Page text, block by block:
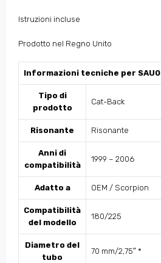
Istruzioni incluse
Prodotto nel Regno Unito
Informazioni tecniche per
Tipo di
prodotto
Cat-Back
Risonante Risonante
Anni di
compatibilità
1999 – 2006
Adatto a OEM / Scorpion
Compatibilità
del modello
180/225
Diametro del
tubo
70 mm/2,75″ *